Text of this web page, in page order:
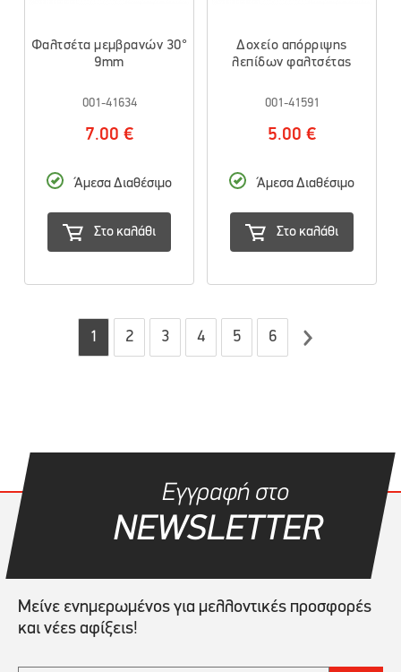
Φαλτσέτα μεμβρανών 30°
9mm
001-41634
7.00 €
Άμεσα Διαθέσιμο
Στο καλάθι
Δοχείο απόρριψης
λεπίδων φαλτσέτας
001-41591
5.00 €
Άμεσα Διαθέσιμο
Στο καλάθι
1 2 3 4 5 6
Εγγραφή στο
NEWSLETTER
Μείνε ενημερωμένος για μελλοντικές προσφορές
και νέες αφίξεις!